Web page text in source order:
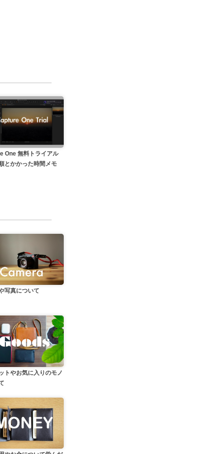
One 無料トライアル
とかかった時間メモ
写真について
トやお気に入りのモノ